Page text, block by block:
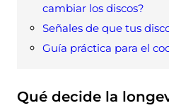
cambiar los discos?
Señales de que tus
Guía práctica para el
Qué decide la